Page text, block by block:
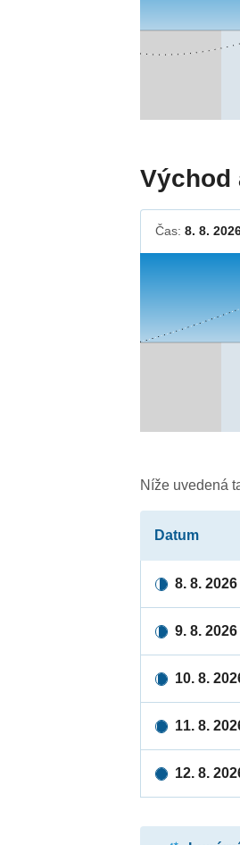
Východ
Čas:8. 8.
Níže uvedená
Datum
8. 8. 2026
9. 8. 2026
10. 8.
11. 8.
12. 8.